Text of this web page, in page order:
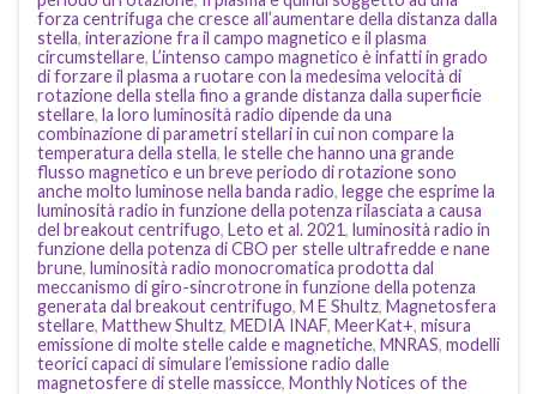
forza centrifuga che cresce all’aumentare della distanza dalla
stella, interazione fra il campo magnetico e il plasma
circumstellare, L’intenso campo magnetico è infatti in grado
di forzare il plasma a ruotare con la medesima velocità di
rotazione della stella fino a grande distanza dalla superficie
stellare, la loro luminosità radio dipende da una
combinazione di parametri stellari in cui non compare la
temperatura della stella, le stelle che hanno una grande
flusso magnetico e un breve periodo di rotazione sono
anche molto luminose nella banda radio, legge che esprime la
luminosità radio in funzione della potenza rilasciata a causa
del breakout centrifugo, Leto et al. 2021, luminosità radio in
funzione della potenza di CBO per stelle ultrafredde e nane
brune, luminosità radio monocromatica prodotta dal
meccanismo di giro-sincrotrone in funzione della potenza
generata dal breakout centrifugo, M E Shultz, Magnetosfera
stellare, Matthew Shultz, MEDIA INAF, MeerKat+, misura
emissione di molte stelle calde e magnetiche, MNRAS, modelli
teorici capaci di simulare l’emissione radio dalle
magnetosfere di stelle massicce, Monthly Notices of the